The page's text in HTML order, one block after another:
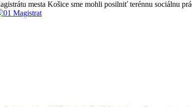
mesta Košice sme mohli posilniť terénnu sociálnu